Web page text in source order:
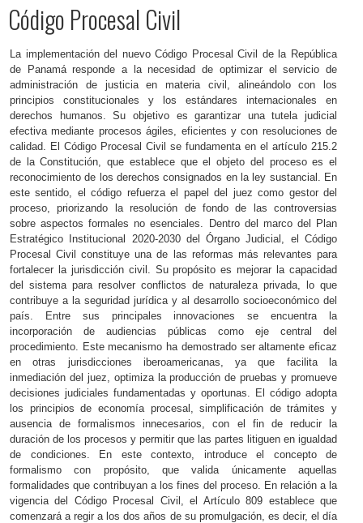
Código Procesal Civil
La implementación del nuevo Código Procesal Civil de la República
de Panamá responde a la necesidad de optimizar el servicio de
administración de justicia en materia civil, alineándolo con los
principios constitucionales y los estándares internacionales en
derechos humanos. Su objetivo es garantizar una tutela judicial
efectiva mediante procesos ágiles, eficientes y con resoluciones de
calidad. El Código Procesal Civil se fundamenta en el artículo 215.2
de la Constitución, que establece que el objeto del proceso es el
reconocimiento de los derechos consignados en la ley sustancial. En
este sentido, el código refuerza el papel del juez como gestor del
proceso, priorizando la resolución de fondo de las controversias
sobre aspectos formales no esenciales. Dentro del marco del Plan
Estratégico Institucional 2020-2030 del Órgano Judicial, el Código
Procesal Civil constituye una de las reformas más relevantes para
fortalecer la jurisdicción civil. Su propósito es mejorar la capacidad
del sistema para resolver conflictos de naturaleza privada, lo que
contribuye a la seguridad jurídica y al desarrollo socioeconómico del
país. Entre sus principales innovaciones se encuentra la
incorporación de audiencias públicas como eje central del
procedimiento. Este mecanismo ha demostrado ser altamente eficaz
en otras jurisdicciones iberoamericanas, ya que facilita la
inmediación del juez, optimiza la producción de pruebas y promueve
decisiones judiciales fundamentadas y oportunas. El código adopta
los principios de economía procesal, simplificación de trámites y
ausencia de formalismos innecesarios, con el fin de reducir la
duración de los procesos y permitir que las partes litiguen en igualdad
de condiciones. En este contexto, introduce el concepto de
formalismo con propósito, que valida únicamente aquellas
formalidades que contribuyan a los fines del proceso. En relación a la
vigencia del Código Procesal Civil, el Artículo 809 establece que
comenzará a regir a los dos años de su promulgación, es decir, el día